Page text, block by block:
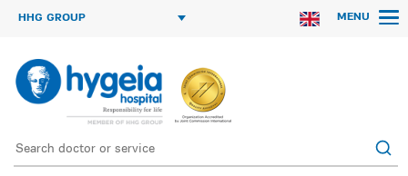
HHG GROUP MENU